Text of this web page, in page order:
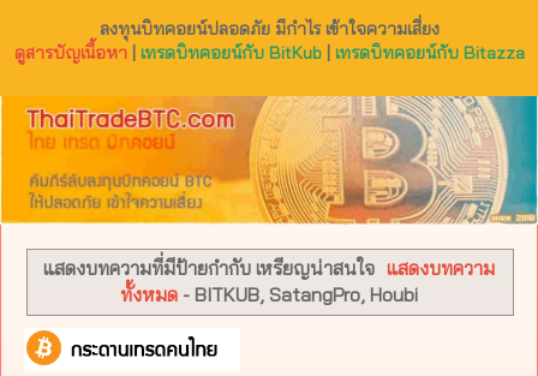
ลงทุนบิทคอยน์ปลอดภัย มีกำไร เข้าใจความเสี่ยง
ดูสารบัญเนื้อหา| เทรดบิทคอยน์กับ BitKub| เทรดบิทคอยน์กับ Bitazza
แสดงบทความที่มีป้ายกำกับ เหรียญน่าสนใจ แสดงบทความ
ทั้งหมด - BITKUB, SatangPro, Houbi